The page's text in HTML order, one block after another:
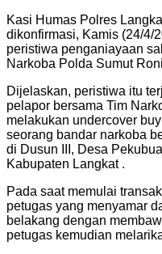
Kasi Humas Polres
dikonfirmasi, Kamis (24/4/
peristiwa penganiayaan
Narkoba Polda Sumut
Dijelaskan, peristiwa itu
pelapor bersama Tim
melakukan undercover
seorang bandar narkoba
di Dusun III, Desa
Kabupaten Langkat .
Pada saat memulai
petugas yang menyamar
belakang dengan
petugas kemudian